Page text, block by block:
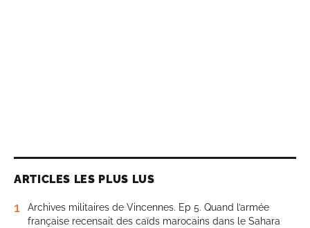
ARTICLES LES PLUS LUS
1
Archives militaires de Vincennes. Ep 5. Quand l’armée
française recensait des caïds marocains dans le Sahara